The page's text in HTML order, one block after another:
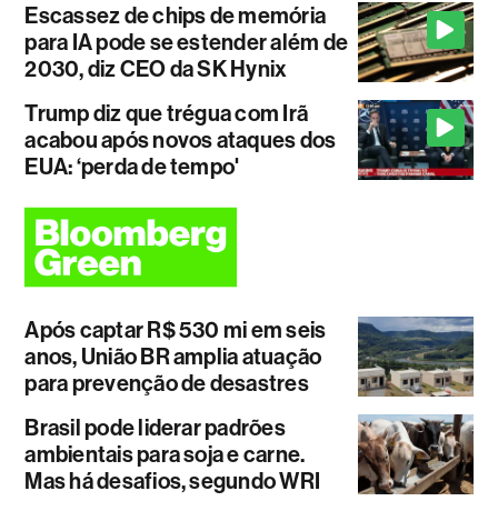
Escassez de chips de memória
para IA pode se estender além de
2030, diz CEO da SK Hynix
Trump diz que trégua com Irã
acabou após novos ataques dos
EUA: ‘perda de tempo'
Após captar R$ 530 mi em seis
anos, União BR amplia atuação
para prevenção de desastres
Brasil pode liderar padrões
ambientais para soja e carne.
Mas há desafios, segundo WRI